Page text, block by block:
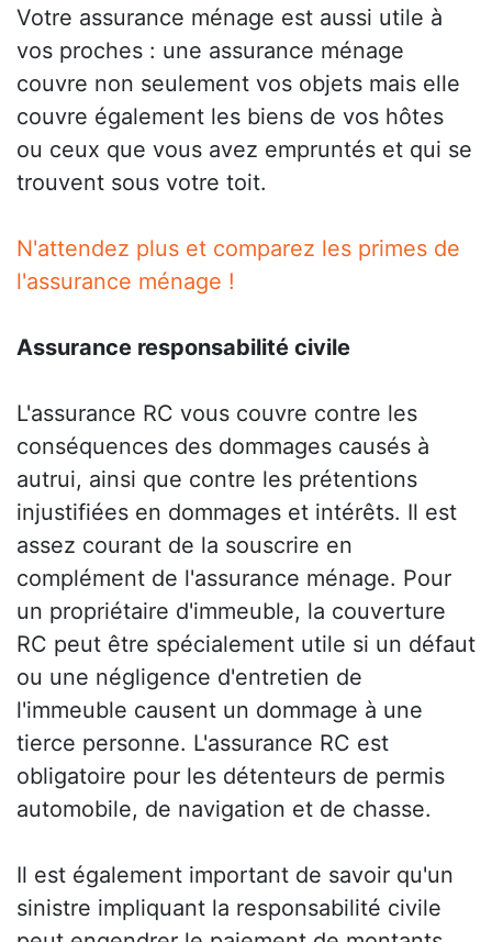
Votre assurance ménage est aussi utile à
vos proches : une assurance ménage
couvre non seulement vos objets mais elle
couvre également les biens de vos hôtes
ou ceux que vous avez empruntés et qui se
trouvent sous votre toit.
N'attendez plus et comparez les primes de
l'assurance ménage !
Assurance responsabilité civile
L'assurance RC vous couvre contre les
conséquences des dommages causés à
autrui, ainsi que contre les prétentions
injustifiées en dommages et intérêts. Il est
assez courant de la souscrire en
complément de l'assurance ménage. Pour
un propriétaire d'immeuble, la couverture
RC peut être spécialement utile si un défaut
ou une négligence d'entretien de
l'immeuble causent un dommage à une
tierce personne. L'assurance RC est
obligatoire pour les détenteurs de permis
automobile, de navigation et de chasse.
Il est également important de savoir qu'un
sinistre impliquant la responsabilité civile